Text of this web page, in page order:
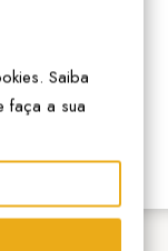
Saiba
faça a sua